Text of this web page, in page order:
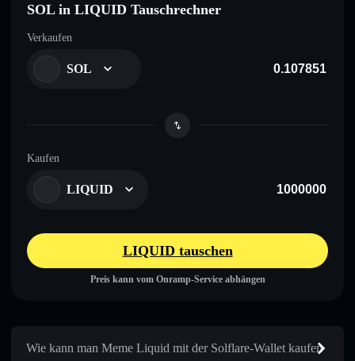
SOL in LIQUID Tauschrechner
Verkaufen
SOL
Kaufen
LIQUID
LIQUID tauschen
Preis kann vom Onramp-Service abhängen
Wie kann man Meme Liquid mit der Solflare-Wallet kaufen